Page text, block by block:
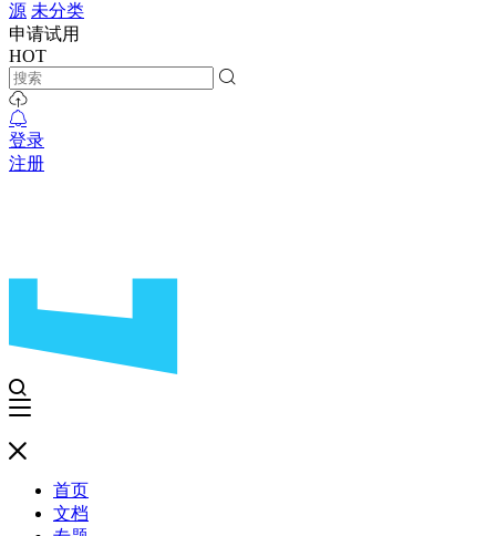
源 未分类
申请试用
HOT
登录
注册
首页
文档